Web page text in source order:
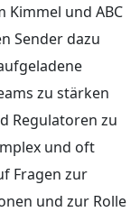
Kimmel und ABC
Sender dazu
zu stärken
Regulatoren zu
und oft
Fragen zur
und zur Rolle